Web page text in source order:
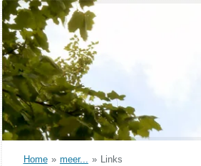
Home » meer... » Links